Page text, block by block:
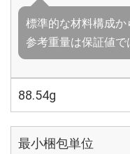
標準的な材料構成か
参考重量は保証値で
88.54g
最小梱包単位